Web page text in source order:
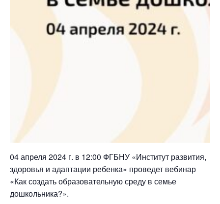
04 апреля 2024 г. в 12:00 ФГБНУ «Институт развития,
здоровья и адаптации ребенка» проведет вебинар
«Как создать образовательную среду в семье
дошкольника?».